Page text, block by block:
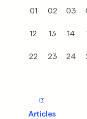
01 02 03
12 13 14
22 23 24
Articles